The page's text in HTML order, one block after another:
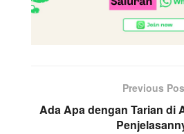
Previous
Ada Apa dengan Tarian di